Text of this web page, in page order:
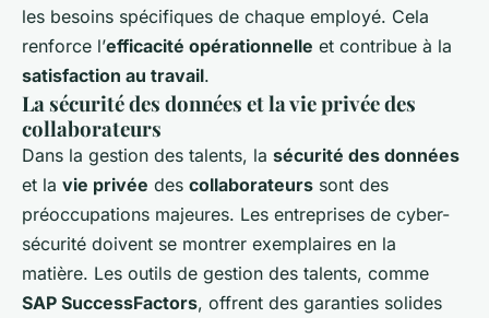
les besoins spécifiques de chaque employé. Cela
renforce l’efficacité opérationnelle et contribue à la
satisfaction au travail.
La sécurité des données et la vie privée des
collaborateurs
Dans la gestion des talents, la sécurité des données
et la vie privée des collaborateurs sont des
préoccupations majeures. Les entreprises de cyber-
sécurité doivent se montrer exemplaires en la
matière. Les outils de gestion des talents, comme
SAP SuccessFactors, offrent des garanties solides